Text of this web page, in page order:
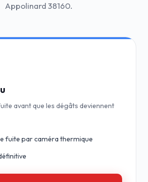
Appolinard 38160.
avant que les dégâts deviennent
fuite par caméra thermique